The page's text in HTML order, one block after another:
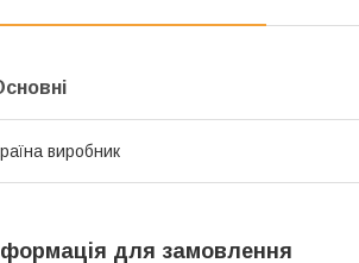
виробник
для замовлення